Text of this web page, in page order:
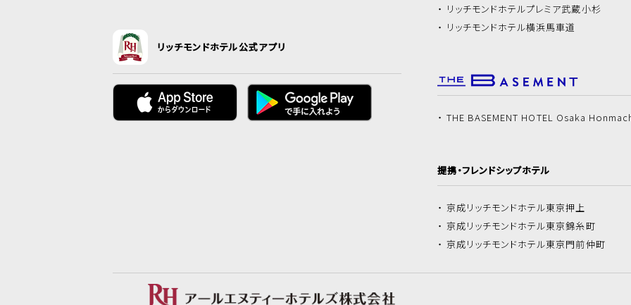
リッチモンドホテル公式アプリ
リッチモンドホテルプレミア武蔵小杉
リッチモンドホテル横浜馬車道
THE BASEMENT HOTEL Osaka
提携・フレンドシップホテル
京成リッチモンドホテル東京押上
京成リッチモンドホテル東京錦糸町
京成リッチモンドホテル東京門前仲町